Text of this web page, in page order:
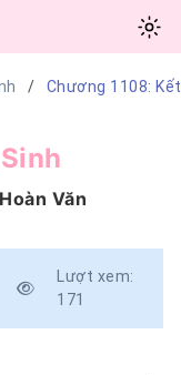
Chương 1108:
Văn
Lượt xem:
171